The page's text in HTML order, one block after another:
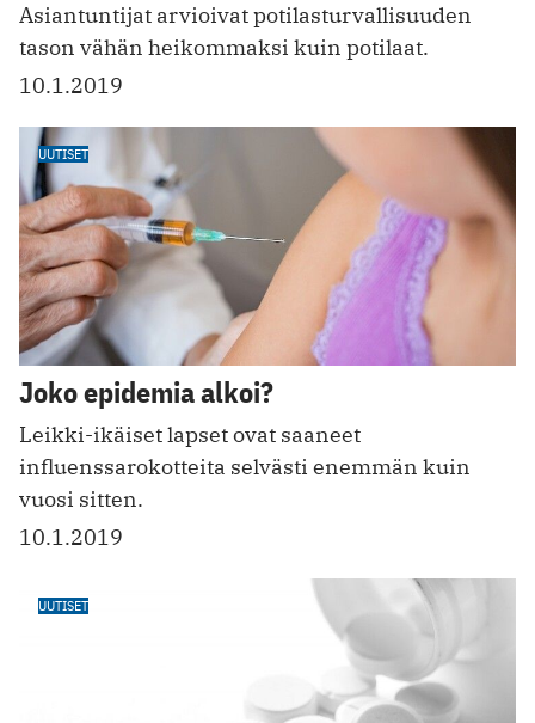
Asiantuntijat arvioivat potilasturvallisuuden
tason vähän heikommaksi kuin potilaat.
10.1.2019
UUTISET
Joko epidemia alkoi?
Leikki-ikäiset lapset ovat saaneet
influenssarokotteita selvästi enemmän kuin
vuosi sitten.
10.1.2019
UUTISET